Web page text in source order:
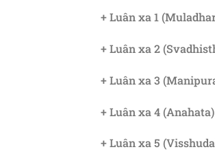
+ Luân xa 1
+ Luân xa 2
+ Luân xa 3
+ Luân xa 4
+ Luân xa 5